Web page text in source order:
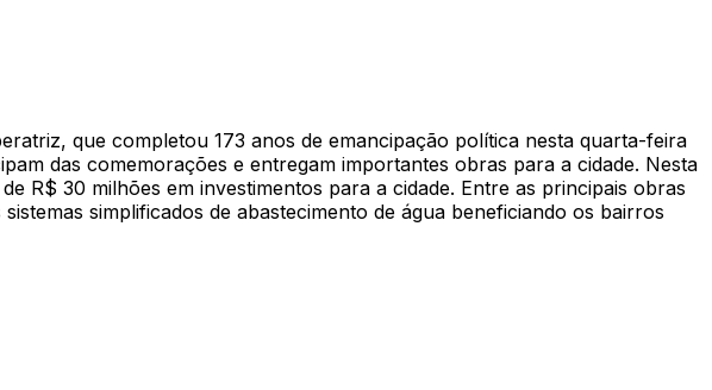
que completou 173 anos de emancipação política nesta quarta-feira
das comemorações e entregam importantes obras para a cidade. Nesta
R$ 30 milhões em investimentos para a cidade. Entre as principais obras
simplificados de abastecimento de água beneficiando os bairros